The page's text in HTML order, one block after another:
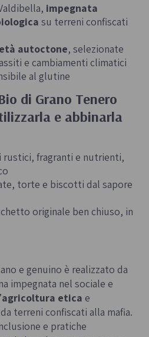
impegnata
su terreni confiscati
autoctone, selezionate
e cambiamenti climatici
al glutine
di Grano Tenero
e abbinarla
rustici, fragranti e nutrienti,
torte e biscotti dal sapore
originale ben chiuso, in
e genuino è realizzato da
impegnata nel sociale e
agricoltura etica e
terreni confiscati alla mafia.
e pratiche